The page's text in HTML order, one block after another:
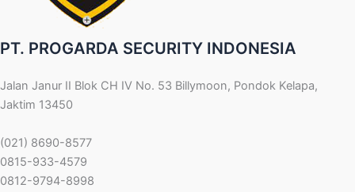
PT. PROGARDA SECURITY INDONESIA
Jalan Janur II Blok CH IV No. 53 Billymoon, Pondok Kelapa,
Jaktim 13450
(021) 8690-8577
0815-933-4579
0812-9794-8998